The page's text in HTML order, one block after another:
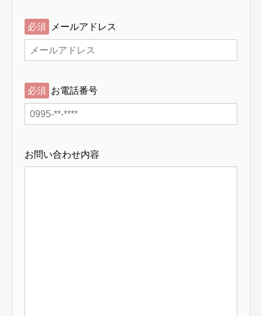
必須 メールアドレス
必須 お電話番号
お問い合わせ内容